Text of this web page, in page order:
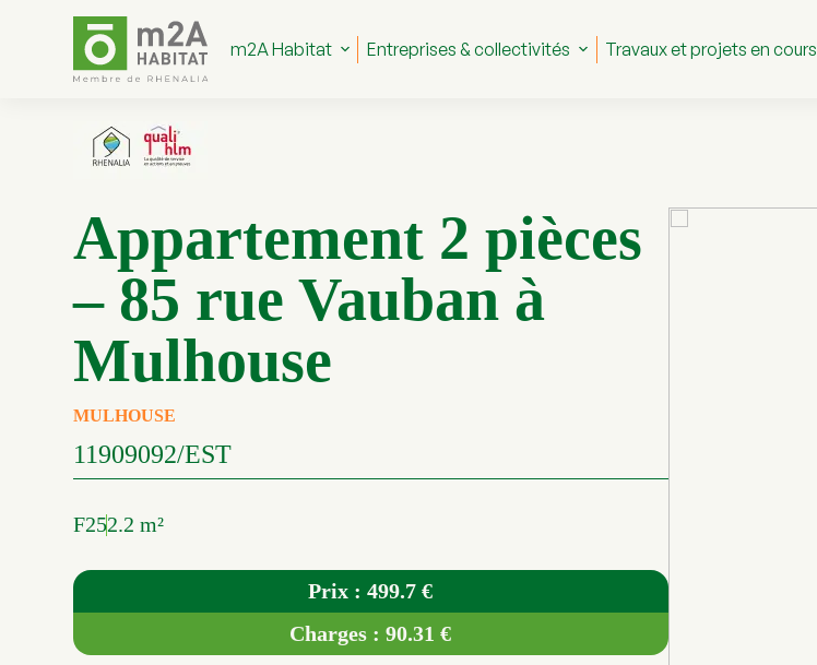
m2A Habitat Entreprises & collectivités Travaux et projets en cours
Appartement 2 pièces
– 85 rue Vauban à
Mulhouse
MULHOUSE
11909092/EST
F252.2 m²
Prix : 499.7 €
Charges : 90.31 €